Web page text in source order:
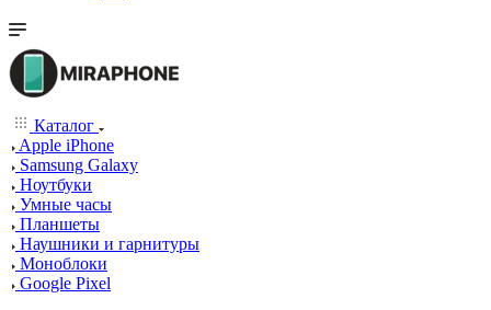
Каталог
Apple iPhone
Samsung Galaxy
Ноутбуки
Умные часы
Планшеты
Наушники и гарнитуры
Моноблоки
Google Pixel